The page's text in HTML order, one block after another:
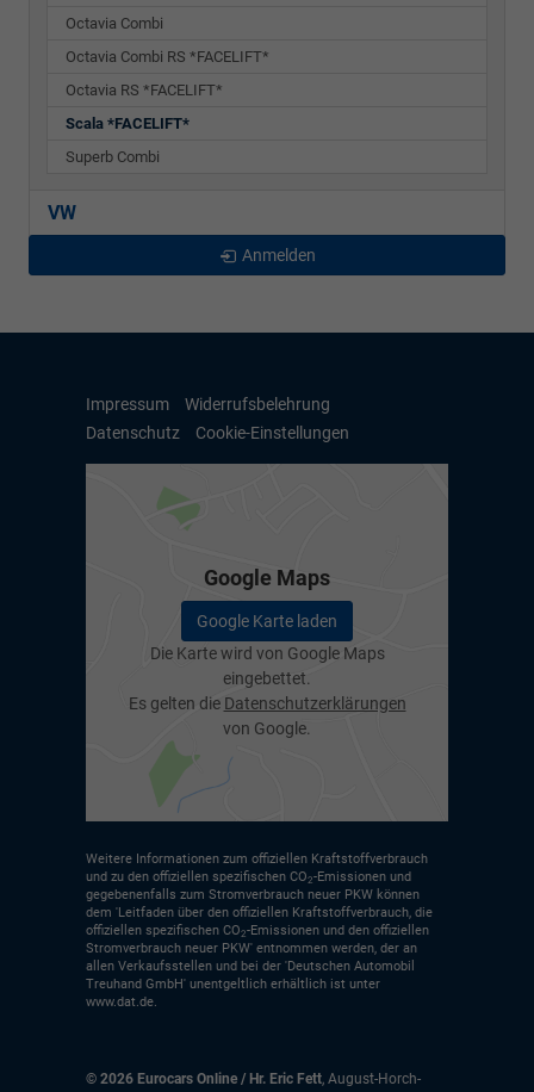
Octavia Combi
Octavia Combi RS *FACELIFT*
Octavia RS *FACELIFT*
Scala *FACELIFT*
Superb Combi
VW
Anmelden
Impressum
Widerrufsbelehrung
Datenschutz
Cookie-Einstellungen
Google Maps
Google Karte laden
Die Karte wird von Google Maps
eingebettet.
Es gelten die Datenschutzerklärungen
von Google.
Weitere Informationen zum offiziellen Kraftstoffverbrauch
und zu den offiziellen spezifischen CO2-Emissionen und
gegebenenfalls zum Stromverbrauch neuer PKW können
dem 'Leitfaden über den offiziellen Kraftstoffverbrauch, die
offiziellen spezifischen CO2-Emissionen und den offiziellen
Stromverbrauch neuer PKW' entnommen werden, der an
allen Verkaufsstellen und bei der 'Deutschen Automobil
Treuhand GmbH' unentgeltlich erhältlich ist unter
www.dat.de.
© 2026 Eurocars Online / Hr. Eric Fett August-Horch-